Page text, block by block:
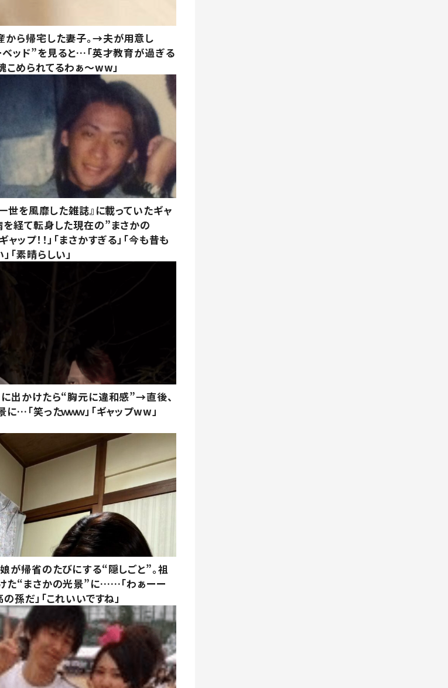
から帰宅した妻子。→夫が用意し
ッド”を見ると…「英才教育が過ぎる
こめられてるわぁ～ww」
世を風靡した雑誌』に載っていたギャ
を経て転身した現在の”まさかの
ップ！！」「まさかすぎる」「今も昔も
「素晴らしい」
に出かけたら“胸元に違和感”→直後、
…「笑ったｗｗｗ」「ギャップww」
が帰省のたびにする“隠しごと”。祖
た“まさかの光景”に……「わぁーー
の孫だ」「これいいですね」